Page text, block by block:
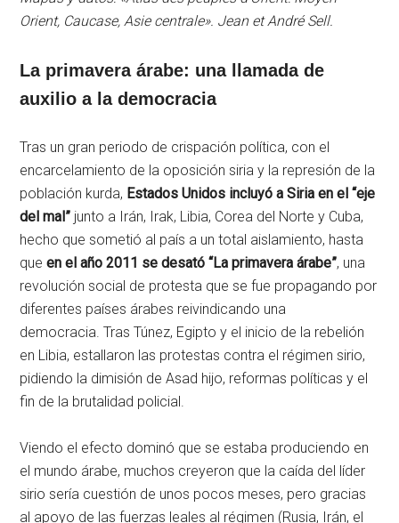
Orient, Caucase, Asie centrale». Jean et André Sell.
La primavera árabe: una llamada de
auxilio a la democracia
Tras un gran periodo de crispación política, con el
encarcelamiento de la oposición siria y la represión de la
población kurda, Estados Unidos incluyó a Siria en el “eje
del mal” junto a Irán, Irak, Libia, Corea del Norte y Cuba,
hecho que sometió al país a un total aislamiento, hasta
queen el año 2011 se desató “La primavera árabe”, una
revolución social de protesta que se fue propagando por
diferentes países árabes reivindicando una
democracia. Tras Túnez, Egipto y el inicio de la rebelión
en Libia, estallaron las protestas contra el régimen sirio,
pidiendo la dimisión de Asad hijo, reformas políticas y el
fin de la brutalidad policial.
Viendo el efecto dominó que se estaba produciendo en
el mundo árabe, muchos creyeron que la caída del líder
sirio sería cuestión de unos pocos meses, pero gracias
al apoyo de las fuerzas leales al régimen (Rusia, Irán, el